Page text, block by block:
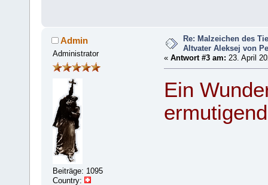
Admin
Administrator
Beiträge: 1095
Country:
Re: Malzeichen des
Altvater Aleksej von
« Antwort #3 am: 23. April
Ein